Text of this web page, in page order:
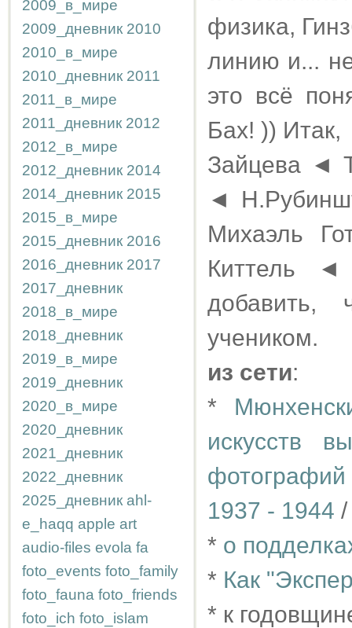
2009_в_мире
2009_дневник 2010
2010_в_мире
2010_дневник 2011
2011_в_мире
2011_дневник 2012
2012_в_мире
2012_дневник 2014
2014_дневник 2015
2015_в_мире
2015_дневник 2016
2016_дневник 2017
2017_дневник
2018_в_мире
2018_дневник
2019_в_мире
2019_дневник
2020_в_мире
2020_дневник
2021_дневник
2022_дневник
2025_дневник ahl-
e_haqq apple art
audio-files evola fa
foto_events foto_family
foto_fauna foto_friends
foto_ich foto_islam
физика,
линию и...
это всё
Бах! )) Итак,
Зайцева ◄
◄
Михаэль
Киттель
учеником.
из сети:
*
искусств
1937 - 1944
* о
* Как
* к